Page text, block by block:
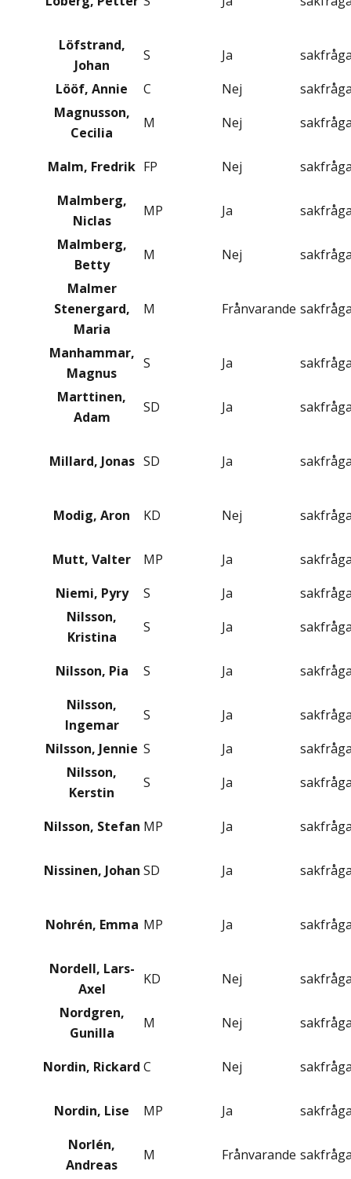
Löfstrand,
Johan
S Ja
Lööf, Annie
C Nej
Magnusson,
Cecilia
M Nej
Malm, Fredrik FP Nej
Malmberg,
Niclas
MP Ja
Malmberg,
Betty
M Nej
Malmer
Stenergard,
Maria
M Frånvarande
Manhammar,
Magnus
S Ja
Marttinen,
Adam
SD Ja
Millard, Jonas SD Ja
Modig, Aron KD Nej
Mutt, Valter MP Ja
Niemi, Pyry
S Ja
Nilsson,
Kristina
S Ja
Nilsson, Pia S Ja
Nilsson,
Ingemar
S Ja
Nilsson, Jennie S Ja
Nilsson,
Kerstin
S Ja
Nilsson, Stefan MP Ja
Nissinen, Johan SD Ja
Nohrén, Emma MP Ja
Nordell, Lars-
Axel
KD Nej
Nordgren,
Gunilla
M Nej
Nordin, Rickard C Nej
Nordin, Lise MP Ja
Norlén,
Andreas
M Frånvarande